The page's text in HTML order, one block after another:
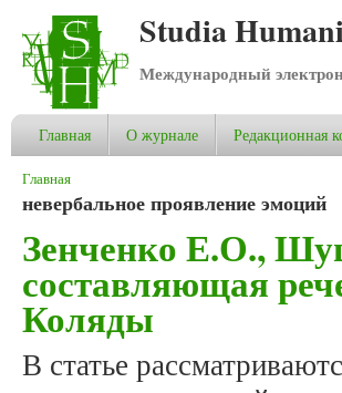
Studia
Международный
Главная О журнале Редакционная
Вы здесь
Главная
невербальное проявление эмоций
Зенченко Е.О.,
составляющая
Коляды
В статье